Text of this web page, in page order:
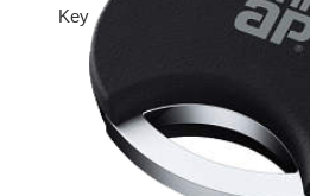
Key